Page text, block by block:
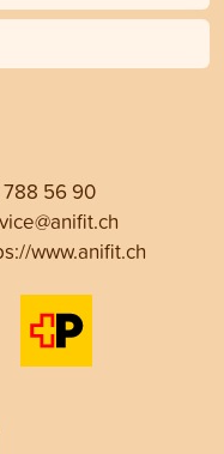
788 56 90
www.anifit.ch